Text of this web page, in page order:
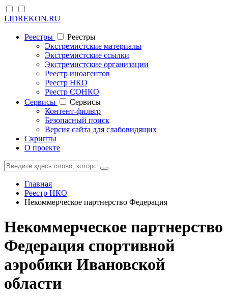
LIDREKON.RU
Реестры
Реестры
Экстремистские материалы
Экстремистские ссылки
Экстремистские организации
Реестр иноагентов
Реестр НКО
Реестр СОНКО
Cервисы
Cервисы
Контент-фильтр
Безопасный поиск
Версия сайта для слабовидящих
Скрипты
О проекте
Главная
Реестр НКО
Некоммерческое партнерство Федерация
Некоммерческое партнерство
Федерация спортивной
аэробики Ивановской
области